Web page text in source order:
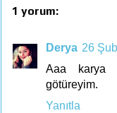
1 yorum:
Derya 26
Aaa karya
götüreyim.
Yanıtla